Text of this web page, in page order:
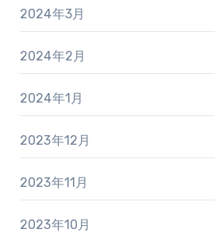
2024年3月
2024年2月
2024年1月
2023年12月
2023年11月
2023年10月